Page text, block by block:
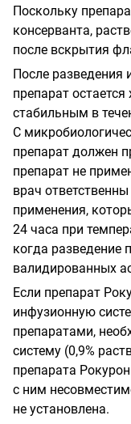
Поскольку
консерванта,
после вскрытия
После
препарат
стабильным в
С
препарат должен
препарат не
врач
применения,
24 часа при
когда разведение
валидированных
Если препарат
инфузионную
препаратами,
систему (0,9%
препарата
с ним
не установлена.